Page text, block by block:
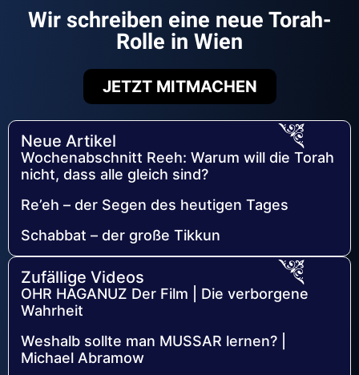
Wir schreiben eine neue Torah-
Rolle in Wien
JETZT MITMACHEN
Neue Artikel
Wochenabschnitt Reeh: Warum will die Torah
nicht, dass alle gleich sind?
Re’eh – der Segen des heutigen Tages
Schabbat – der große Tikkun
Zufällige Videos
OHR HAGANUZ Der Film | Die verborgene
Wahrheit
Weshalb sollte man MUSSAR lernen? |
Michael Abramow